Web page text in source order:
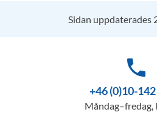
Sidan uppdaterades
phone
+46 (0)10-
Måndag–fredag,